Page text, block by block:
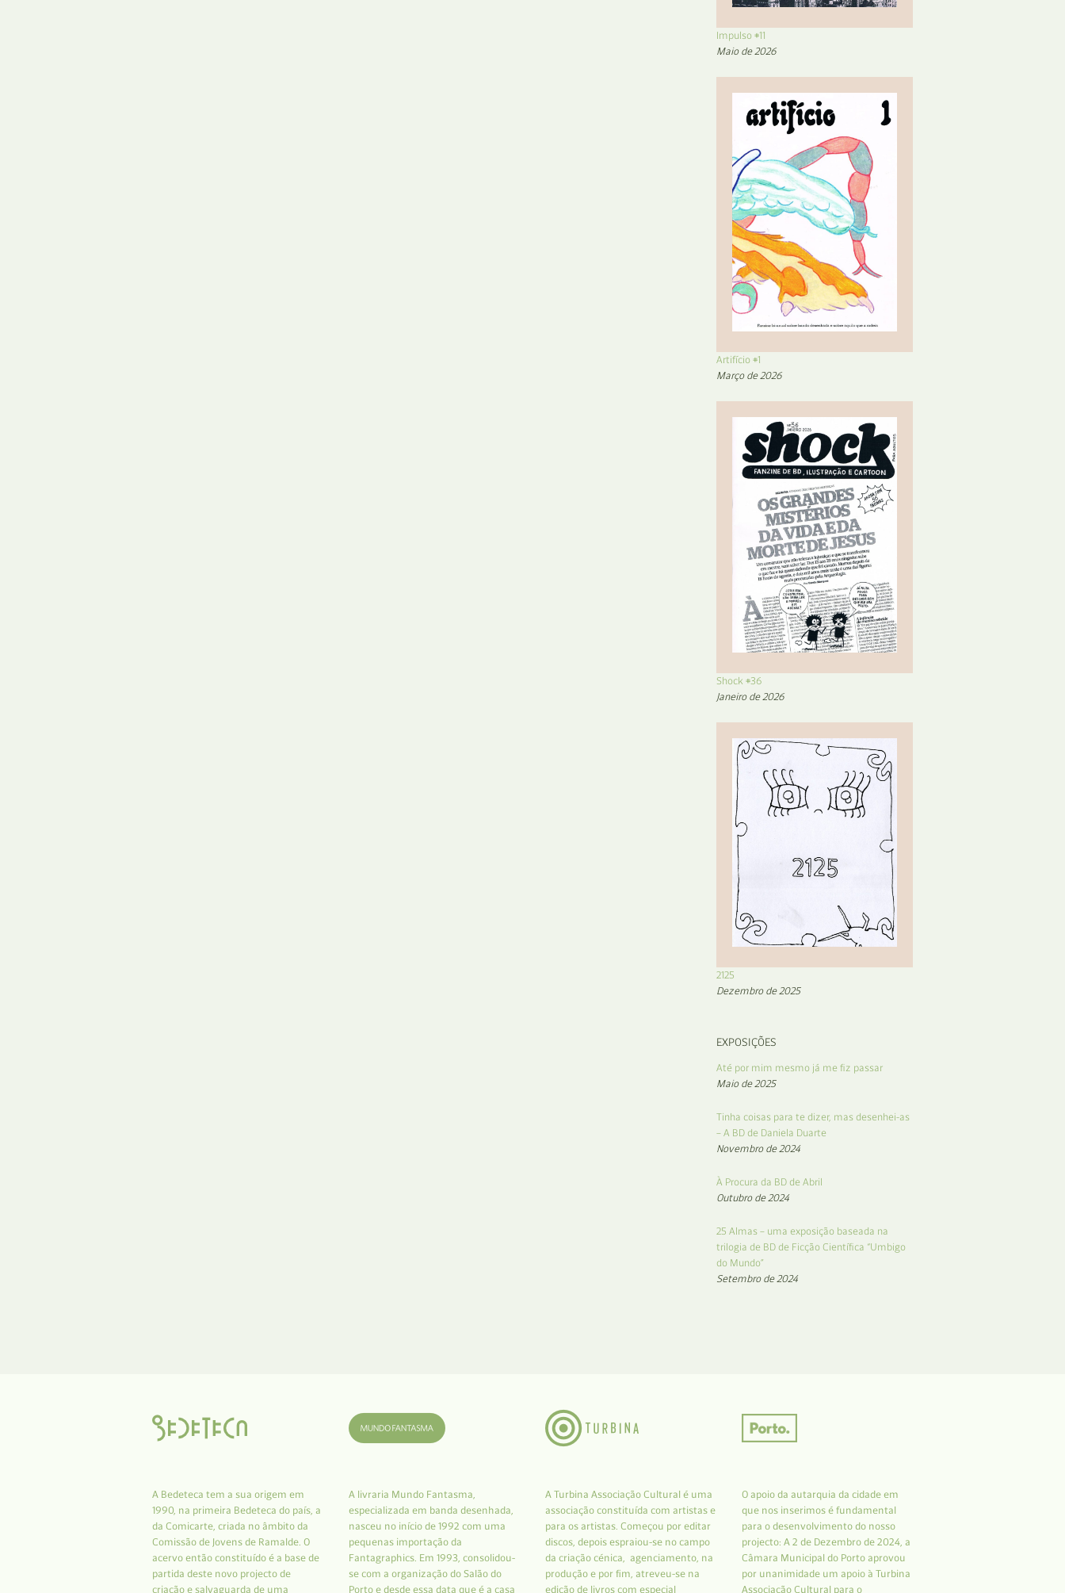
Impulso #11
Maio de 2026
Artifício #1
Março de 2026
Shock #36
Janeiro de 2026
2125
Dezembro de 2025
EXPOSIÇÕES
Até por mim mesmo já me fiz passar
Maio de 2025
Tinha coisas para te dizer, mas desenhei-as
– A BD de Daniela Duarte
Novembro de 2024
À Procura da BD de Abril
Outubro de 2024
25 Almas – uma exposição baseada na
trilogia de BD de Ficção Científica “Umbigo
do Mundo”
Setembro de 2024
A Bedeteca tem a sua origem em
1990, na primeira Bedeteca do país, a
da Comicarte, criada no âmbito da
Comissão de Jovens de Ramalde. O
acervo então constituído é a base de
partida deste novo projecto de
criação e salvaguarda de uma
A livraria Mundo Fantasma,
especializada em banda desenhada,
nasceu no início de 1992 com uma
pequenas importação da
Fantagraphics. Em 1993, consolidou-
se com a organização do Salão do
Porto e desde essa data que é a casa
A Turbina Associação Cultural é uma
associação constituída com artistas e
para os artistas. Começou por editar
discos, depois espraiou-se no campo
da criação cénica, agenciamento, na
produção e por fim, atreveu-se na
edição de livros com especial
O apoio da autarquia da cidade em
que nos inserimos é fundamental
para o desenvolvimento do nosso
projecto: A 2 de Dezembro de 2024, a
Câmara Municipal do Porto aprovou
por unanimidade um apoio à Turbina
Associação Cultural para o